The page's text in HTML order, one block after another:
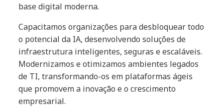
base digital moderna.
Capacitamos organizações para desbloquear todo
o potencial da IA, desenvolvendo soluções de
infraestrutura inteligentes, seguras e escaláveis.
Modernizamos e otimizamos ambientes legados
de TI, transformando-os em plataformas ágeis
que promovem a inovação e o crescimento
empresarial.